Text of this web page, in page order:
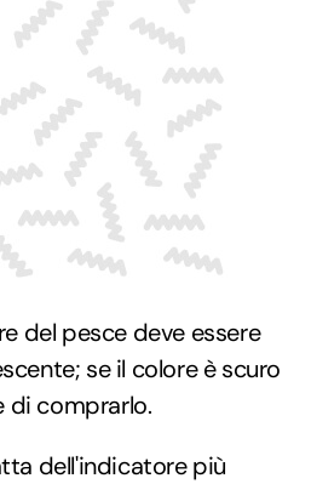
del pesce deve essere
se il colore è scuro
di comprarlo.
dell'indicatore più